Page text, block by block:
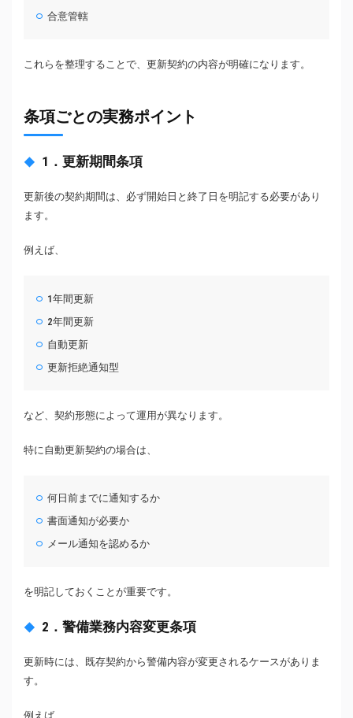
合意管轄
これらを整理することで、更新契約の内容が明確になります。
条項ごとの実務ポイント
1．更新期間条項
更新後の契約期間は、必ず開始日と終了日を明記する必要があり
ます。
例えば、
1年間更新
2年間更新
自動更新
更新拒絶通知型
など、契約形態によって運用が異なります。
特に自動更新契約の場合は、
何日前までに通知するか
書面通知が必要か
メール通知を認めるか
を明記しておくことが重要です。
2．警備業務内容変更条項
更新時には、既存契約から警備内容が変更されるケースがありま
す。
例えば、